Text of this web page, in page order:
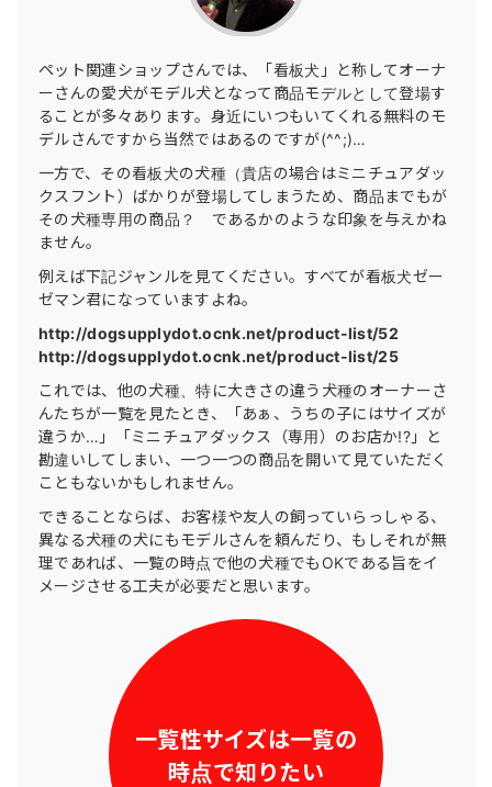
ペット関連ショップさんでは、「看板犬」と称してオーナ
ーさんの愛犬がモデル犬となって商品モデルとして登場す
ることが多々あります。身近にいつもいてくれる無料のモ
デルさんですから当然ではあるのですが(^^;)…
一方で、その看板犬の犬種（貴店の場合はミニチュアダッ
クスフント）ばかりが登場してしまうため、商品までもが
その犬種専用の商品？ であるかのような印象を与えかね
ません。
例えば下記ジャンルを見てください。すべてが看板犬ゼー
ゼマン君になっていますよね。
http://dogsupplydot.ocnk.net/product-list/52
http://dogsupplydot.ocnk.net/product-list/25
これでは、他の犬種、特に大きさの違う犬種のオーナーさ
んたちが一覧を見たとき、「あぁ、うちの子にはサイズが
違うか…」「ミニチュアダックス（専用）のお店か!?」と
勘違いしてしまい、一つ一つの商品を開いて見ていただく
こともないかもしれません。
できることならば、お客様や友人の飼っていらっしゃる、
異なる犬種の犬にもモデルさんを頼んだり、もしそれが無
理であれば、一覧の時点で他の犬種でもOKである旨をイ
メージさせる工夫が必要だと思います。
一覧性サイズは一覧の
時点で知りたい